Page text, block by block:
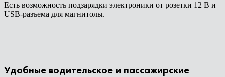
Есть возможность подзарядки электроники от розетки 12 В и
USB-разъема для магнитолы.
Удобные водительское и пассажирские